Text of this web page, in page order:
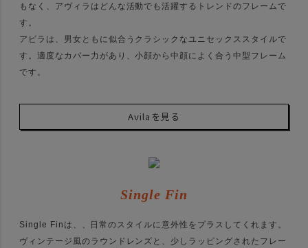
もなく、アヴィラはどんな活動でも活躍するトレンドのフレームで
す。
アビラは、男女ともに似合うクラシックなユニセックススタイルで
す。適度なカバー力があり、小顔から中顔によく合う中型フレーム
です。
Avilaを見る
Single Fin
Single Finは、、日常のスタイルに意外性をプラスしてくれます。
ヴィンテージ風のラウンドレンズと、少しラッピングされたフレー